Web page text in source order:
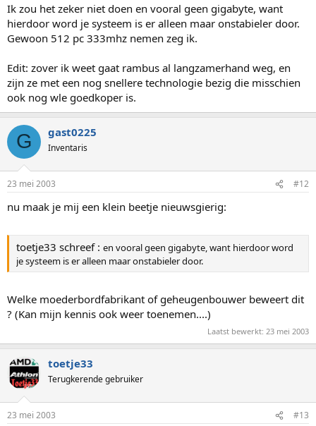
En in het geval dat er GEEN nieuwe pc moet komen over een
jaar of 3 a 4, dan kan je altijd nog het mobo vervangen /
upgraden en nieuw bijbehorend geheugen kopen.
Als je nu een Mobo koopt dat (bijv.) geschikt is voor ddr 2700
geheugen en je wilt dat upgraden over 3 jaar (mobo) dan had
je sowieso ook weer nieuw geheugen erbij kunnen kopen
want de illusie dat op een mobo dat nog gemaakt moet
niet...................
De kern van dit verhaal zit m.i. dan ook in het budget dat
momenteel voorhanden is, maar IK zou voor het rambus
geheugen gaan.
Ik zou het zeker niet doen en vooral geen gigabyte, want
hierdoor word je systeem is er alleen maar onstabieler door.
Gewoon 512 pc 333mhz nemen zeg ik.
Edit: zover ik weet gaat rambus al langzamerhand weg, en
zijn ze met een nog snellere technologie bezig die misschien
ook nog wle goedkoper is.
G gast0225
Inventaris
23 mei 2003 #12
nu maak je mij een klein beetje nieuwsgierig:
toetje33 schreef : en vooral geen gigabyte, want hierdoor word
je systeem is er alleen maar onstabieler door.
Welke moederbordfabrikant of geheugenbouwer beweert dit
? (Kan mijn kennis ook weer toenemen....)
Laatst bewerkt: 23 mei 2003
toetje33
Terugkerende gebruiker
23 mei 2003 #13